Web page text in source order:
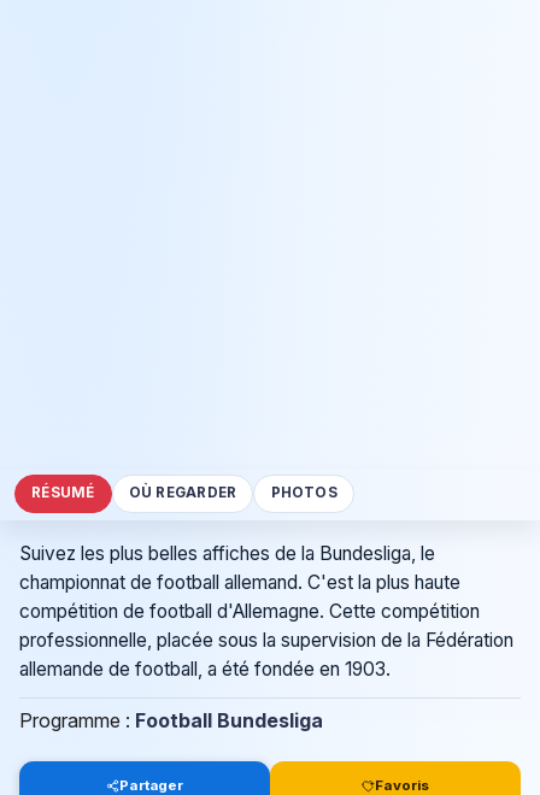
RÉSUMÉ OÙ REGARDER PHOTOS
Suivez les plus belles affiches de la Bundesliga, le
championnat de football allemand. C'est la plus haute
compétition de football d'Allemagne. Cette compétition
professionnelle, placée sous la supervision de la Fédération
allemande de football, a été fondée en 1903.
Programme : Football Bundesliga
Partager Favoris